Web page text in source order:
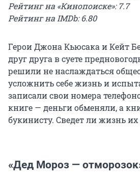
Рейтинг на «Кинопоиске»: 7.7
Рейтинг на IMDb: 6.80
Герои Джона Кьюсака и Кейт
друг друга в суете
решили не наслаждаться
усложнить себе жизнь и
записали свои номера
книге — деньги обменяли, а
букинисту. Сведет ли жизнь их
«Дед Мороз —